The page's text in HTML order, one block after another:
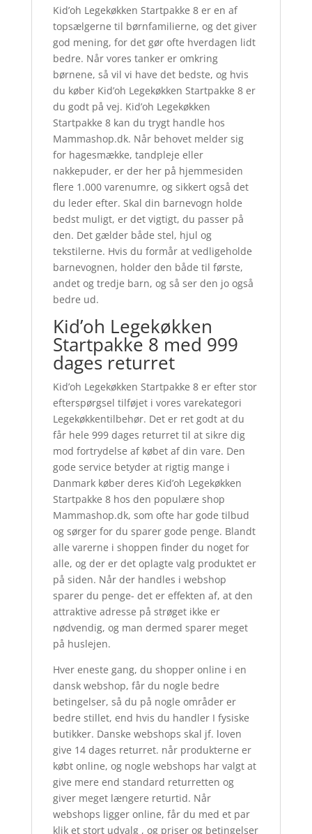
Kid’oh Legekøkken Startpakke 8 er en af
topsælgerne til børnfamilierne, og det giver
god mening, for det gør ofte hverdagen lidt
bedre. Når vores tanker er omkring
børnene, så vil vi have det bedste, og hvis
du køber Kid’oh Legekøkken Startpakke 8 er
du godt på vej. Kid’oh Legekøkken
Startpakke 8 kan du trygt handle hos
Mammashop.dk. Når behovet melder sig
for hagesmække, tandpleje eller
nakkepuder, er der her på hjemmesiden
flere 1.000 varenumre, og sikkert også det
du leder efter. Skal din barnevogn holde
bedst muligt, er det vigtigt, du passer på
den. Det gælder både stel, hjul og
tekstilerne. Hvis du formår at vedligeholde
barnevognen, holder den både til første,
andet og tredje barn, og så ser den jo også
bedre ud.
Kid’oh Legekøkken
Startpakke 8 med 999
dages returret
Kid’oh Legekøkken Startpakke 8 er efter stor
efterspørgsel tilføjet i vores varekategori
Legekøkkentilbehør. Det er ret godt at du
får hele 999 dages returret til at sikre dig
mod fortrydelse af købet af din vare. Den
gode service betyder at rigtig mange i
Danmark køber deres Kid’oh Legekøkken
Startpakke 8 hos den populære shop
Mammashop.dk, som ofte har gode tilbud
og sørger for du sparer gode penge. Blandt
alle varerne i shoppen finder du noget for
alle, og der er det oplagte valg produktet er
på siden. Når der handles i webshop
sparer du penge- det er effekten af, at den
attraktive adresse på strøget ikke er
nødvendig, og man dermed sparer meget
på huslejen.
Hver eneste gang, du shopper online i en
dansk webshop, får du nogle bedre
betingelser, så du på nogle områder er
bedre stillet, end hvis du handler I fysiske
butikker. Danske webshops skal jf. loven
give 14 dages returret. når produkterne er
købt online, og nogle webshops har valgt at
give mere end standard returretten og
giver meget længere returtid. Når
webshops ligger online, får du med et par
klik et stort udvalg , og priser og betingelser